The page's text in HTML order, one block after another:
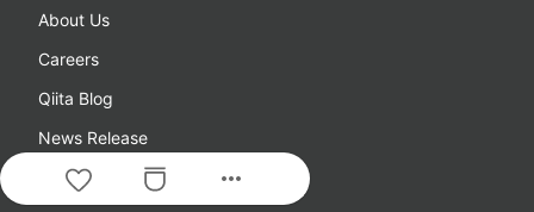
more_horiz
About Us
Careers
Qiita Blog
News Release